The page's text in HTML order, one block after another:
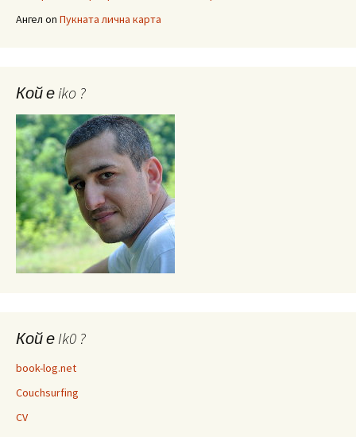
Ангел on Пукната лична карта
Кой е iko ?
Кой е Ik0 ?
book-log.net
Couchsurfing
CV